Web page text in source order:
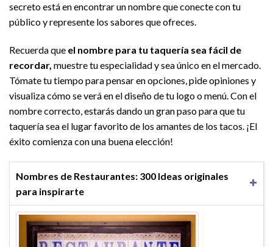
secreto está en encontrar un nombre que conecte con tu
público y represente los sabores que ofreces.
Recuerda que el nombre para tu taquería sea fácil de
recordar, muestre tu especialidad y sea único en el mercado.
Tómate tu tiempo para pensar en opciones, pide opiniones y
visualiza cómo se verá en el diseño de tu logo o menú. Con el
nombre correcto, estarás dando un gran paso para que tu
taquería sea el lugar favorito de los amantes de los tacos. ¡El
éxito comienza con una buena elección!
Nombres de Restaurantes: 300 Ideas originales
para inspirarte